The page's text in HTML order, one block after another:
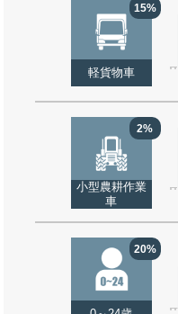
15%
軽貨物車
2%
小型農耕作業
車
20%